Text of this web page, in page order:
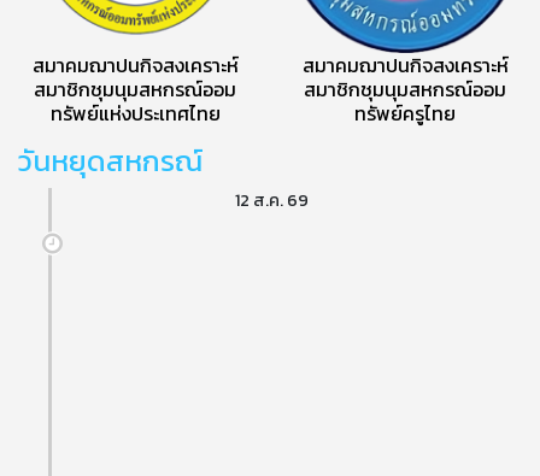
สมาคมฌาปนกิจสงเคราะห์
สมาชิกชุมนุมสหกรณ์ออม
ทรัพย์แห่งประเทศไทย
สมาคมฌาปนกิจสงเคราะห์
สมาชิกชุมนุมสหกรณ์ออม
ทรัพย์ครูไทย
วันหยุดสหกรณ์
12 ส.ค. 69